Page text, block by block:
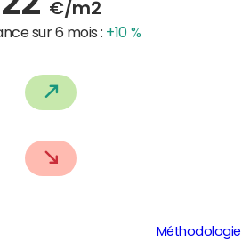
€/m2
sur 6 mois : +10 %
Méthodologie